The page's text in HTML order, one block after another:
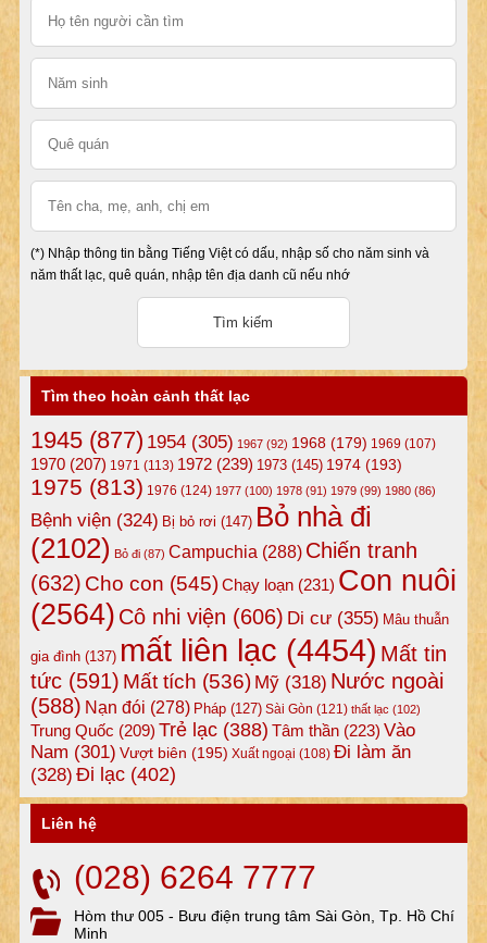
(*) Nhập thông tin bằng Tiếng Việt có dấu, nhập số cho năm sinh và
năm thất lạc, quê quán, nhập tên địa danh cũ nếu nhớ
Tìm theo hoàn cảnh thất lạc
1945(877) 1954(305) 1967(92) 1968(179) 1969 (107)
1970(207) 1971 (113) 1972(239) 1973(145) 1974(193)
1975 (813) 1976 (124) 1977(100) 1978(91) 1979(99) 1980(86)
Bệnh viện(324) Bị bỏ rơi (147) Bỏ nhà đi
(2102) Bỏ đi(87) Campuchia (288) Chiến tranh
(632) Cho con (545)Chạy loạn(231) Con nuôi
(2564) Cô nhi viện (606) Di cư(355) Mâu thuẫn
gia đình(137) mất liên lạc (4454) Mất tin
tức(591) Mất tích (536) Mỹ(318) Nước ngoài
(588) Nạn đói (278) Pháp(127) Sài Gòn (121) thất lạc (102)
Trung Quốc (209) Trẻ lạc(388) Tâm thần(223) Vào
Nam (301) Vượt biên (195) Xuất ngoại (108) Đi làm ăn
(328) Đi lạc(402)
Liên hệ
(028) 6264 7777
Hòm thư 005 - Bưu điện trung tâm Sài Gòn, Tp. Hồ Chí
Minh